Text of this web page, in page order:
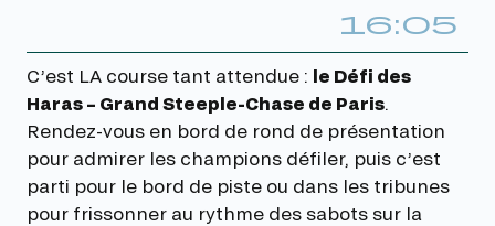
16:05
C’est LA course tant attendue : le Défi des
Haras – Grand Steeple-Chase de Paris.
Rendez-vous en bord de rond de présentation
pour admirer les champions défiler, puis c’est
parti pour le bord de piste ou dans les tribunes
pour frissonner au rythme des sabots sur la